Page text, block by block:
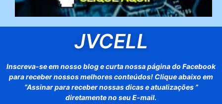
JVCELL
Inscreva-se em nosso blog e curta nossa página do Facebook
para receber nossos melhores conteúdos! Clique abaixo em
“Assinar para receber nossas dicas e atualizações ”
diretamente no seu E-mail.